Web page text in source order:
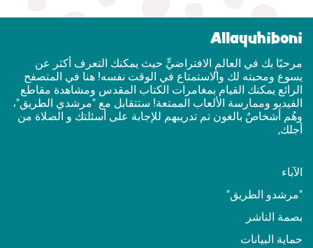
Allayuhiboni
مرحبًا بك في العالمٍ الافتراضيٍّ حيث يمكنك التعرف أكثر عن
يسوع ومحبته لك والاستمتاع في الوقت نفسه! هنا في المتصفح
الرائع يمكنك القيام بمغامرات الكتاب المقدس ومشاهدة مقاطع
الفيديو وممارسة الألعاب الممتعة! ستتقابل مع "مرشدي الطريق"،
وهُم أشخاصٌ بالغون تم تدريبهم للإجابة على أسئلتك و الصلاة من
أجلك,
الآباء
"مرشدو الطريق"
بصمة الناشر
حماية البيانات